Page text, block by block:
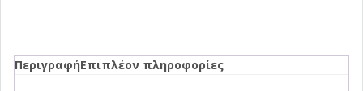
ΠεριγραφήΕπιπλέον πληροφορίες